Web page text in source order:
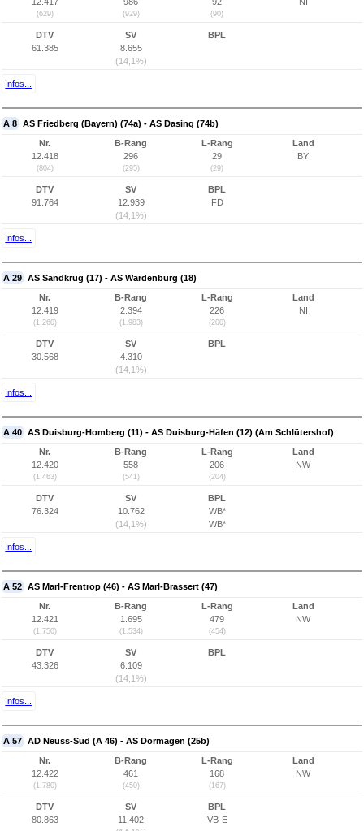
(629) (929) (90)
DTV
61.385
SV
8.655
(14,1%)
BPL
Infos...
A 8 AS Friedberg (Bayern) (74a) - AS Dasing (74b)
Nr.
12.418
(804)
B-Rang
296
(295)
L-Rang
29
(29)
Land
BY
DTV
91.764
SV
12.939
(14,1%)
BPL
FD
Infos...
A 29 AS Sandkrug (17) - AS Wardenburg (18)
Nr.
12.419
(1.260)
B-Rang
2.394
(1.983)
L-Rang
226
(200)
Land
NI
DTV
30.568
SV
4.310
(14,1%)
BPL
Infos...
A 40 AS Duisburg-Homberg (11) - AS Duisburg-Häfen (12) (Am Schlütershof)
Nr.
12.420
(1.463)
B-Rang
558
(541)
L-Rang
206
(204)
Land
NW
DTV
76.324
SV
10.762
(14,1%)
BPL
WB*
WB*
Infos...
A 52 AS Marl-Frentrop (46) - AS Marl-Brassert (47)
Nr.
12.421
(1.750)
B-Rang
1.695
(1.534)
L-Rang
479
(454)
Land
NW
DTV
43.326
SV
6.109
(14,1%)
BPL
Infos...
A 57 AD Neuss-Süd (A 46) - AS Dormagen (25b)
Nr.
12.422
(1.780)
B-Rang
461
(450)
L-Rang
168
(167)
Land
NW
DTV
80.863
SV
11.402
BPL
VB-E